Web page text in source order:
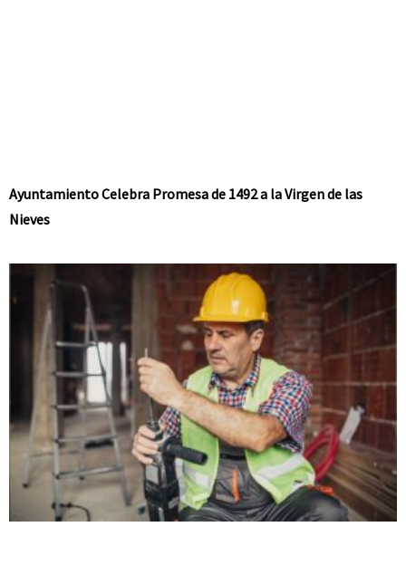
Ayuntamiento Celebra Promesa de 1492 a la Virgen de las
Nieves